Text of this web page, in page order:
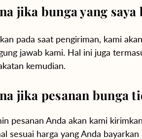
Boxes
jika bunga yang
pada saat pengiriman, kami
jawab kami. Hal ini juga
kemudian.
jika pesanan bunga
pesanan Anda akan kami
sesuai harga yang Anda